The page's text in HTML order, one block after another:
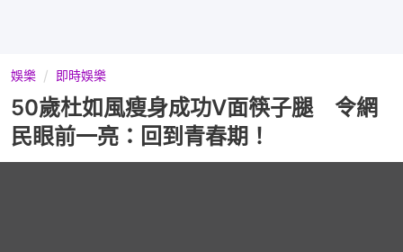
娛樂 即時娛樂
50歲杜如風瘦身成功V面筷子腿 令網
民眼前一亮：回到青春期！